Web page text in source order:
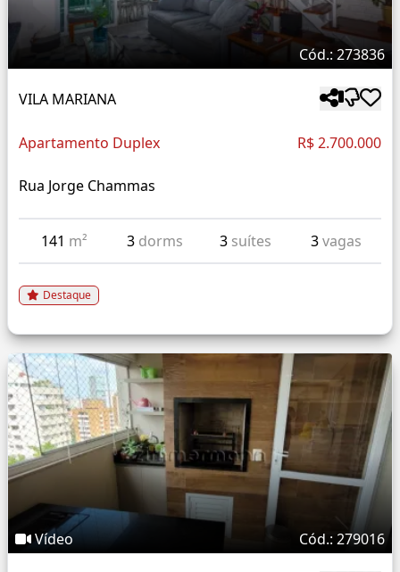
Cód.: 273836
VILA MARIANA
Apartamento Duplex R$ 2.700.000
Rua Jorge Chammas
141 m² 3 dorms 3 suítes 3vagas
Destaque
Vídeo Cód.: 279016